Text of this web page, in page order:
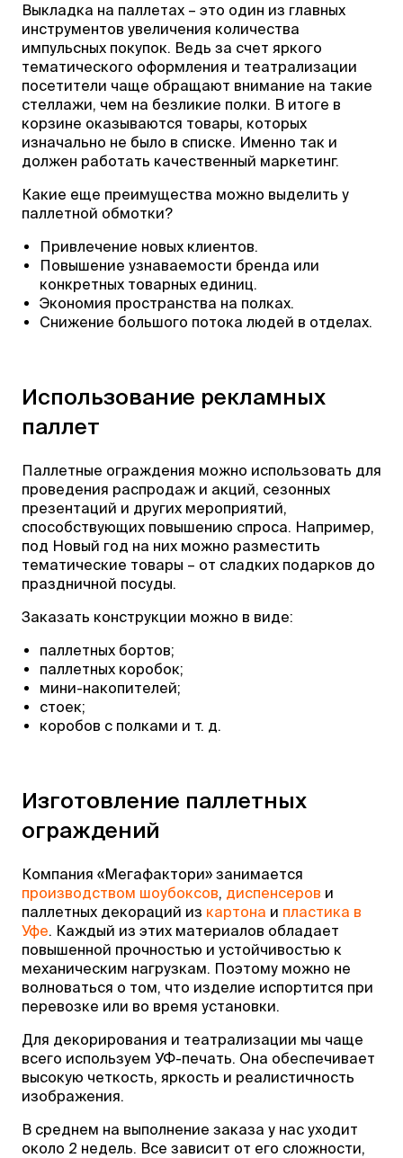
Выкладка на паллетах – это один из главных
инструментов увеличения количества
импульсных покупок. Ведь за счет яркого
тематического оформления и театрализации
посетители чаще обращают внимание на такие
стеллажи, чем на безликие полки. В итоге в
корзине оказываются товары, которых
изначально не было в списке. Именно так и
должен работать качественный маркетинг.
Какие еще преимущества можно выделить у
паллетной обмотки?
Привлечение новых клиентов.
Повышение узнаваемости бренда или
конкретных товарных единиц.
Экономия пространства на полках.
Снижение большого потока людей в отделах.
Использование рекламных
паллет
Паллетные ограждения можно использовать для
проведения распродаж и акций, сезонных
презентаций и других мероприятий,
способствующих повышению спроса. Например,
под Новый год на них можно разместить
тематические товары – от сладких подарков до
праздничной посуды.
Заказать конструкции можно в виде:
паллетных бортов;
паллетных коробок;
мини-накопителей;
стоек;
коробов с полками и т. д.
Изготовление паллетных
ограждений
Компания «Мегафактори» занимается
производством шоубоксов, диспенсеров и
паллетных декораций из картона и пластика в
Уфе. Каждый из этих материалов обладает
повышенной прочностью и устойчивостью к
механическим нагрузкам. Поэтому можно не
волноваться о том, что изделие испортится при
перевозке или во время установки.
Для декорирования и театрализации мы чаще
всего используем УФ-печать. Она обеспечивает
высокую четкость, яркость и реалистичность
изображения.
В среднем на выполнение заказа у нас уходит
около 2 недель. Все зависит от его сложности,